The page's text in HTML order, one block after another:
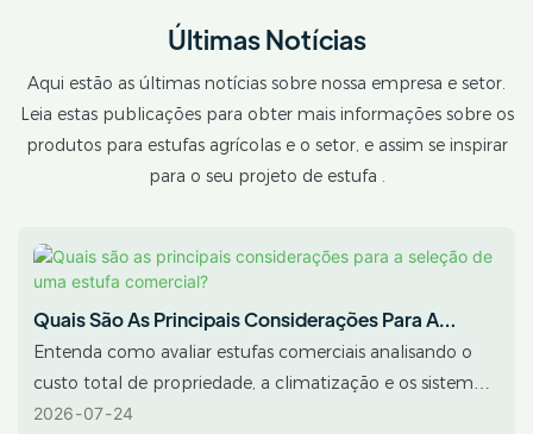
Últimas Notícias
Aqui estão as últimas notícias sobre nossa empresa e setor.
Leia estas publicações para obter mais informações sobre os
produtos para estufas agrícolas e o setor, e assim se inspirar
para o seu projeto de estufa .
Quais São As Principais Considerações Para A
Seleção De Uma Estufa Comercial?
Entenda como avaliar estufas comerciais analisando o
custo total de propriedade, a climatização e os sistemas
de automação para maximizar o retorno sobre o
2026 07 24